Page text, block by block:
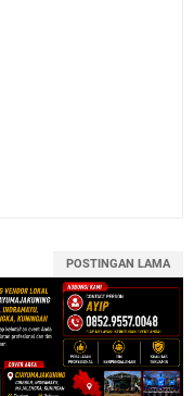
POSTINGAN LAMA